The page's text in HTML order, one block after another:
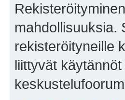
mahdollisuuksia.
rekisteröityneille
liittyvät